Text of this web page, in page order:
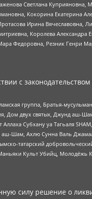
Светлана Куприяновна,
Кокорина Екатерина
Ирина Вячеславовна,
Королева Александра
Федоровна, Резник Генри
с
группа, Братья-
Дом двух святых, Джунд аш-
Субхану уа Тагьаля
аш-Шам, Ахлю Сунна Валь
татарский
Культ Убийц, Молодёжь
силу решение о